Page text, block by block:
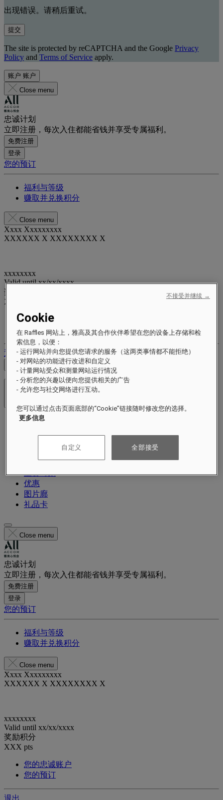
出现错误。请稍后重试。
提交
The site is protected by reCAPTCHA and the Google Privacy
Policy and Terms of Service apply.
账户 账户
Close menu
忠诚计划
立即注册，每次入住都能省钱并享受专属福利。
免费注册
登录
您的预订
福利与等级
赚取并兑换积分
Close menu
Xxxx Xxxxxxxxx
XXXXXX X XXXXXXXX X
xxxxxxxx
Valid untilxx/xx/xxxx
奖励积分
XXX
您的忠诚账户
您的预订
退出
查看价格
酒店及度假村
关于
体验
重要时刻
优惠
图片廊
礼品卡
Close menu
忠诚计划
立即注册，每次入住都能省钱并享受专属福利。
免费注册
登录
您的预订
福利与等级
赚取并兑换积分
Close menu
Xxxx Xxxxxxxxx
XXXXXX X XXXXXXXX X
xxxxxxxx
Valid until xx/xx/xxxx
奖励积分
XXX pts
您的忠诚账户
您的预订
Cookie
在 Raffles 网站上，雅高及其合作伙伴希望在您的设备上存储和检
索信息，以便：
- 运行网站并向您提供您请求的服务（这两类事情都不能拒绝）
- 对网站的功能进行改进和自定义
- 计量网站受众和测量网站运行情况
- 分析您的兴趣以便向您提供相关的广告
- 允许您与社交网络进行互动。
您可以通过点击页面底部的“Cookie”链接随时修改您的选择。
更多信息
自定义 全部接受
不接受并继续 →